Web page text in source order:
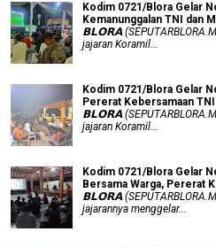
Kodim 0721/Blora Gelar
Kemanunggalan TNI dan
𝗕𝗟𝗢𝗥𝗔
jajaran Koramil...
Kodim 0721/Blora Gelar
Pererat Kebersamaan
𝗕𝗟𝗢𝗥𝗔
jajaran Koramil...
Kodim 0721/Blora Gelar
Bersama Warga, Pererat
𝗕𝗟𝗢𝗥𝗔
jajarannya menggelar...